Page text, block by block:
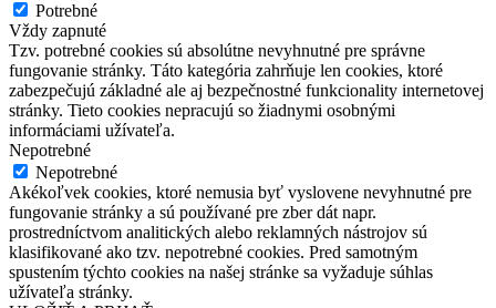
Potrebné
Vždy zapnuté
Tzv. potrebné cookies sú absolútne nevyhnutné pre správne
fungovanie stránky. Táto kategória zahrňuje len cookies, ktoré
zabezpečujú základné ale aj bezpečnostné funkcionality internetovej
stránky. Tieto cookies nepracujú so žiadnymi osobnými
informáciami užívateľa.
Nepotrebné
Nepotrebné
Akékoľvek cookies, ktoré nemusia byť vyslovene nevyhnutné pre
fungovanie stránky a sú používané pre zber dát napr.
prostredníctvom analitických alebo reklamných nástrojov sú
klasifikované ako tzv. nepotrebné cookies. Pred samotným
spustením týchto cookies na našej stránke sa vyžaduje súhlas
užívateľa stránky.